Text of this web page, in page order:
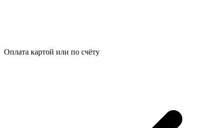
Оплата картой или по счёту